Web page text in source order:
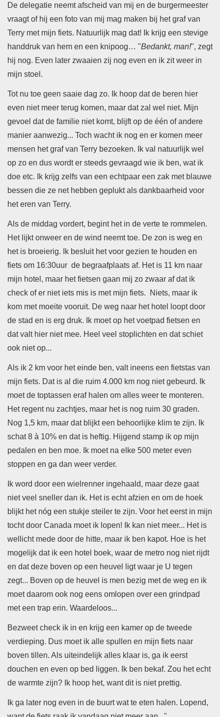
De delegatie neemt afscheid van mij en de burgermeester
vraagt of hij een foto van mij mag maken bij het graf van
Terry met mijn fiets. Natuurlijk mag dat! Ik krijg een stevige
handdruk van hem en een knipoog… "Bedankt, man!", zegt
hij nog. Even later zwaaien zij nog even en ik zit weer in
mijn stoel.
Tot nu toe geen saaie dag zo. Ik hoop dat de beren hier
even niet meer terug komen, maar dat zal wel niet. Mijn
gevoel dat de familie niet komt, blijft op de één of andere
manier aanwezig... Toch wacht ik nog en er komen meer
mensen het graf van Terry bezoeken. Ik val natuurlijk wel
op zo en dus wordt er steeds gevraagd wie ik ben, wat ik
doe etc. Ik krijg zelfs van een echtpaar een zak met blauwe
bessen die ze net hebben geplukt als dankbaarheid voor
het eren van Terry.
Als de middag vordert, begint het in de verte te rommelen.
Het lijkt onweer en de wind neemt toe. De zon is weg en
het is broeierig. Ik besluit het voor gezien te houden en
fiets om 16:30uur de begraafplaats af. Het is 11 km naar
mijn hotel, maar het fietsen gaan mij zo zwaar af dat ik
check of er niet iets mis is met mijn fiets. Niets, maar ik
kom met moeite vooruit. De weg naar het hotel loopt door
de stad en is erg druk. Ik moet op het voetpad fietsen en
dat valt hier niet mee. Heel veel stoplichten en dat schiet
ook niet op...
Als ik 2 km voor het einde ben, valt ineens een fietstas van
mijn fiets. Dat is al die ruim 4.000 km nog niet gebeurd. Ik
moet de toptassen eraf halen om alles weer te monteren.
Het regent nu zachtjes, maar het is nog ruim 30 graden.
Nog 1,5 km, maar dat blijkt een behoorlijke klim te zijn. Ik
schat 8 à 10% en dat is heftig. Hijgend stamp ik op mijn
pedalen en ben moe. Ik moet na elke 500 meter even
stoppen en ga dan weer verder.
Ik word door een wielrenner ingehaald, maar deze gaat
niet veel sneller dan ik. Het is echt afzien en om de hoek
blijkt het nóg een stukje steiler te zijn. Voor het eerst in mijn
tocht door Canada moet ik lopen! Ik kan niet meer... Het is
wellicht mede door de hitte, maar ik ben kapot. Hoe is het
mogelijk dat ik een hotel boek, waar de metro nog niet rijdt
en dat deze boven op een heuvel ligt waar je U tegen
zegt... Boven op de heuvel is men bezig met de weg en ik
moet daarom ook nog eens omlopen over een grindpad
met een trap erin. Waardeloos...
Bezweet check ik in en krijg een kamer op de tweede
verdieping. Dus moet ik alle spullen en mijn fiets naar
boven tillen. Als uiteindelijk alles klaar is, ga ik eerst
douchen en even op bed liggen. Ik ben bekaf. Zou het echt
de warmte zijn? Ik hoop het, want dit is niet prettig.
Ik ga later nog even in de buurt wat te eten halen. Lopend,